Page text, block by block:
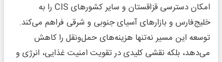
امکان دسترسی قزاقستان و سایر کشورهای CIS را به
خلیج‌فارس و بازارهای آسیای جنوبی و شرقی فراهم می‌کند.
توسعه این مسیر نه‌تنها هزینه‌های حمل‌ونقل را کاهش
می‌دهد، بلکه نقشی کلیدی در تقویت امنیت غذایی، انرژی و